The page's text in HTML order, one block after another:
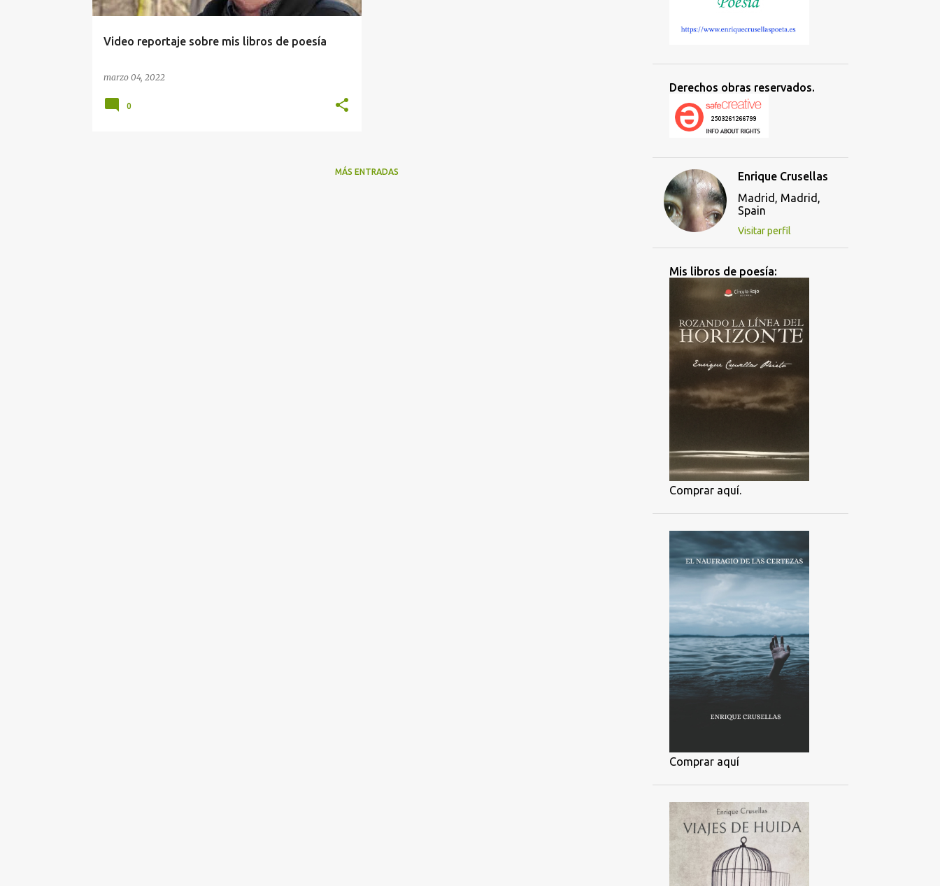
d
Video reportaje sobre mis libros de poesía
marzo 04, 2022
0
MÁS ENTRADAS
Derechos obras reservados.
Enrique Crusellas
Madrid, Madrid,
Spain
Visitar perfil
Mis libros de poesía:
Comprar aquí.
Comprar aquí